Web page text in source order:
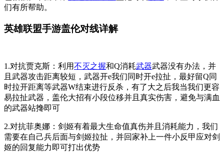
们有所帮助。
英雄联盟手游盖伦对线详解
1.对抗贾克斯：利用不灭之握和Q消耗武器武器没有办法，并
且武器攻击距离较短，武器开e我们同时开e拉扯，最好留Q同
时拉开距离等武器W结束进行反杀，有了大之后我当我们更容
易拉扯武器，盖伦大招有小段位移并且真实伤害，避免与满血
的武器站搀即可
2.对抗菲奥娜：剑姬有着最大生命值真伤并且消耗能力，我们
需要在自己兵后面与剑姬拉扯，并回家补上一件小反甲应对剑
姬的回复能力即可打出优势